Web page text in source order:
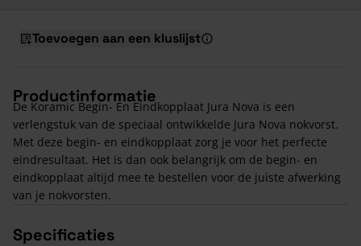
Toevoegen aan een kluslijst
Productinformatie
De Koramic Begin- En Eindkopplaat Jura Nova is een
verlengstuk van de speciaal ontwikkelde Jura Nova nokvorst.
Met deze begin- en eindkopplaat zorg je voor het perfecte
eindresultaat. Het is dan ook belangrijk om de begin- en
eindkopplaat altijd mee te bestellen voor de juiste afwerking
van je nokvorsten.
Specificaties